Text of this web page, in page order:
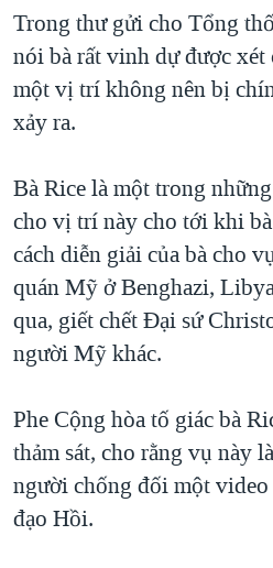
Trong thư gửi cho Tổng
nói bà rất vinh dự được
một vị trí không nên bị
xảy ra.
Bà Rice là một trong
cho vị trí này cho tới khi
cách diễn giải của bà cho
quán Mỹ ở Benghazi,
qua, giết chết Đại sứ
người Mỹ khác.
Phe Cộng hòa tố giác bà
thảm sát, cho rằng vụ này
người chống đối một
đạo Hồi.